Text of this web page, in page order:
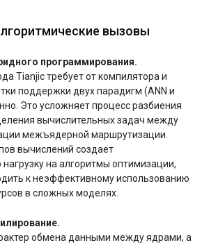
вызовы
программирования.
Tianjic требует от компилятора и
поддержки двух парадигм (ANN и
Это усложняет процесс разбиения
вычислительных задач между
межъядерной маршрутизации.
вычислений создает
на алгоритмы оптимизации,
к неэффективному использованию
в сложных моделях.
обмена данными между ядрами, а